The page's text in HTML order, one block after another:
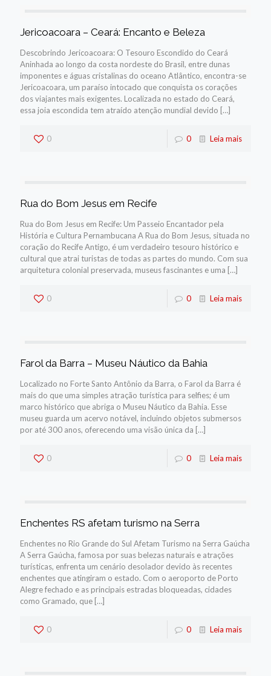
Jericoacoara – Ceará: Encanto e Beleza
Descobrindo Jericoacoara: O Tesouro Escondido do Ceará
Aninhada ao longo da costa nordeste do Brasil, entre dunas
imponentes e águas cristalinas do oceano Atlântico, encontra-se
Jericoacoara, um paraíso intocado que conquista os corações
dos viajantes mais exigentes. Localizada no estado do Ceará,
essa joia escondida tem atraído atenção mundial devido […]
0 0 Leia mais
Rua do Bom Jesus em Recife
Rua do Bom Jesus em Recife: Um Passeio Encantador pela
História e Cultura Pernambucana A Rua do Bom Jesus, situada no
coração do Recife Antigo, é um verdadeiro tesouro histórico e
cultural que atrai turistas de todas as partes do mundo. Com sua
arquitetura colonial preservada, museus fascinantes e uma […]
0 0 Leia mais
Farol da Barra – Museu Náutico da Bahia
Localizado no Forte Santo Antônio da Barra, o Farol da Barra é
mais do que uma simples atração turística para selfies; é um
marco histórico que abriga o Museu Náutico da Bahia. Esse
museu guarda um acervo notável, incluindo objetos submersos
por até 300 anos, oferecendo uma visão única da […]
0 0 Leia mais
Enchentes RS afetam turismo na Serra
Enchentes no Rio Grande do Sul Afetam Turismo na Serra Gaúcha
A Serra Gaúcha, famosa por suas belezas naturais e atrações
turísticas, enfrenta um cenário desolador devido às recentes
enchentes que atingiram o estado. Com o aeroporto de Porto
Alegre fechado e as principais estradas bloqueadas, cidades
como Gramado, que […]
0 0 Leia mais